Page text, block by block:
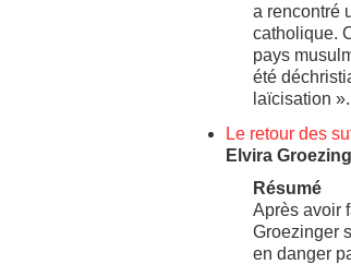
a rencontré
catholique.
pays
été
laïcisation
Le retour des
Elvira
Résumé
Après avoir
Groezinger
en danger